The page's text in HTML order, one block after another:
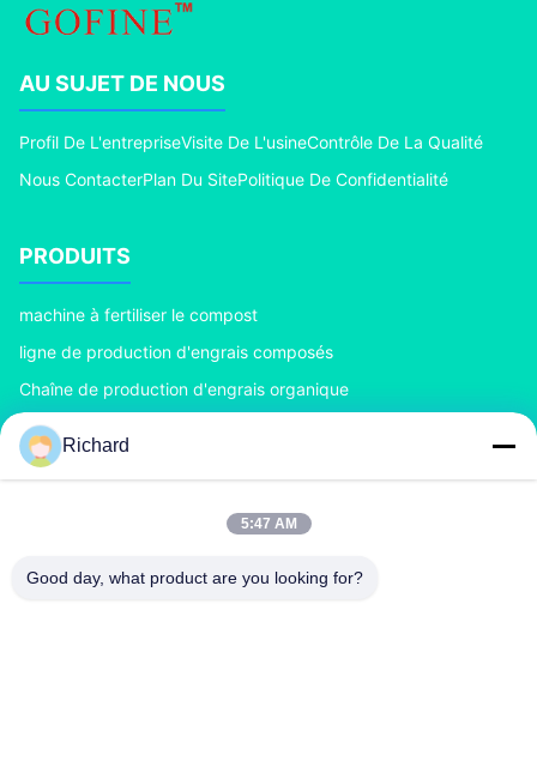
AU SUJET DE NOUS
Profil De L'entrepriseVisite De L'usineContrôle De La Qualité
Nous ContacterPlan Du SitePolitique De Confidentialité
PRODUITS
machine à fertiliser le compost
ligne de production d'engrais composés
Chaîne de production d'engrais organique
Chaîne de production d'engrais de BB
Double granulatoire d'engrais de rouleau
NOUS CONTACTER
Richard
5:47 AM
Good day, what product are you looking for?